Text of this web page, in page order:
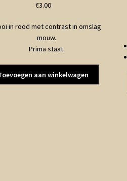
€3.00
in rood met contrast in omslag
mouw.
Prima staat.
aan winkelwagen